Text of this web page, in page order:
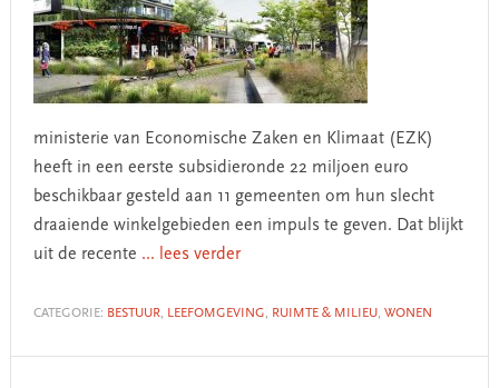
ministerie van Economische Zaken en Klimaat (EZK)
heeft in een eerste subsidieronde 22 miljoen euro
beschikbaar gesteld aan 11 gemeenten om hun slecht
draaiende winkelgebieden een impuls te geven. Dat blijkt
uit de recente ... lees verder
CATEGORIE: BESTUUR, LEEFOMGEVING, RUIMTE & MILIEU, WONEN